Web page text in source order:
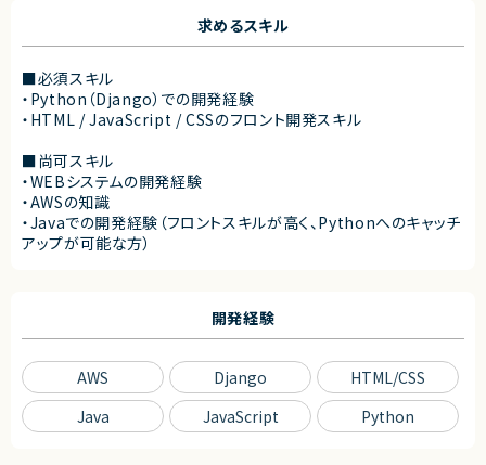
求めるスキル
■必須スキル
・Python（Django）での開発経験
・HTML / JavaScript / CSSのフロント開発スキル
■尚可スキル
・WEBシステムの開発経験
・AWSの知識
・Javaでの開発経験（フロントスキルが高く、Pythonへのキャッチ
アップが可能な方）
開発経験
AWS Django
HTML/CSS
Java
JavaScript Python